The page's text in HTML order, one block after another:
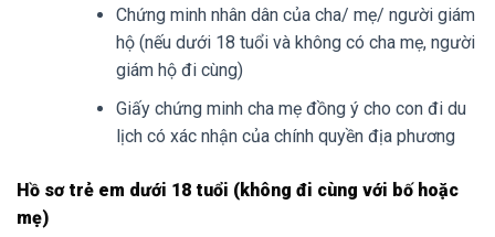
Chứng minh nhân dân của cha/ mẹ/ người giám
hộ (nếu dưới 18 tuổi và không có cha mẹ, người
giám hộ đi cùng)
Giấy chứng minh cha mẹ đồng ý cho con đi du
lịch có xác nhận của chính quyền địa phương
Hồ sơ trẻ em dưới 18 tuổi (không đi cùng với bố hoặc
mẹ)